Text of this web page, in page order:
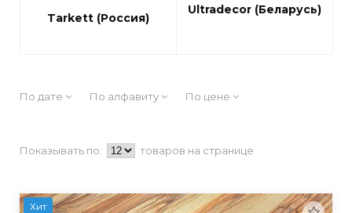
Tarkett (Россия)
Ultradecor (Беларусь)
По дате По алфавиту По цене
Показывать по: товаров на странице
Хит